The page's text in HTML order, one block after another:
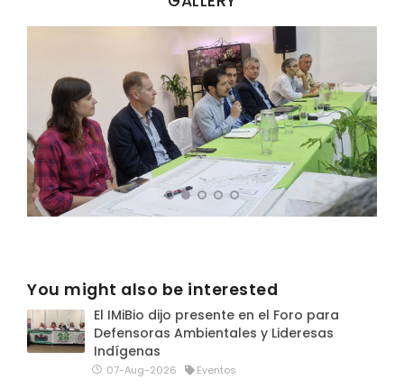
You might also be interested
El IMiBio dijo presente en el Foro para
Defensoras Ambientales y Lideresas
Indígenas
07-Aug-2026 Eventos